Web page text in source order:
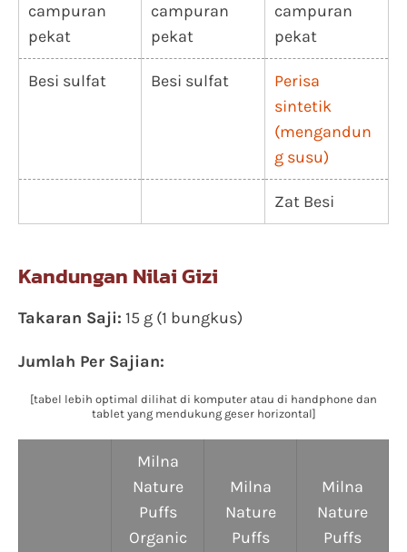
campuran
pekat
campuran
pekat
campuran
pekat
Besi sulfat Besi sulfat
Perisa
sintetik
(mengandun
g susu)
Zat Besi
Kandungan Nilai Gizi
Takaran Saji: 15 g (1 bungkus)
Jumlah Per Sajian:
[tabel lebih optimal dilihat di komputer atau di handphone dan
tablet yang mendukung geser horizontal]
Milna
Nature
Puffs
Organic
Milna
Nature
Puffs
Milna
Nature
Puffs